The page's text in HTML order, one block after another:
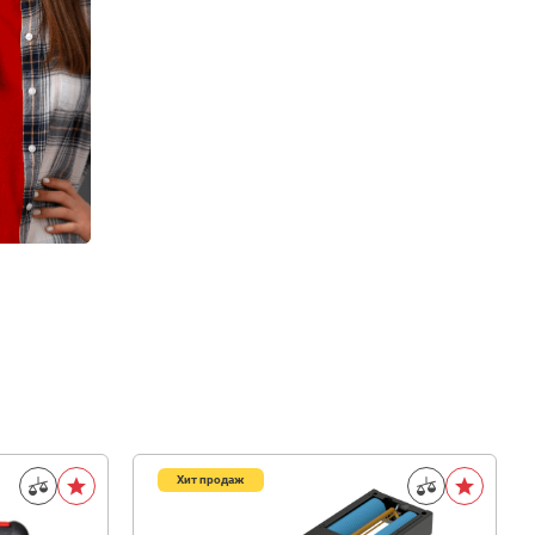
Хит продаж